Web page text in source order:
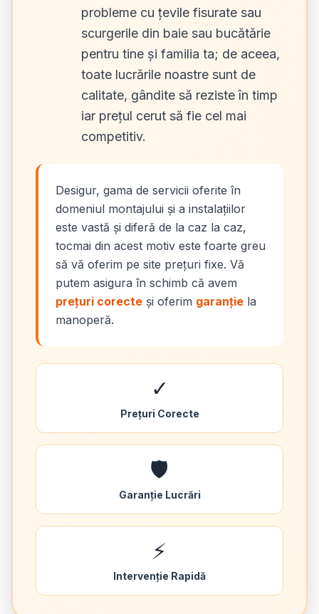
probleme cu țevile fisurate sau
scurgerile din baie sau bucătărie
pentru tine și familia ta; de aceea,
toate lucrările noastre sunt de
calitate, gândite să reziste în timp
iar prețul cerut să fie cel mai
competitiv.
Desigur, gama de servicii oferite în
domeniul montajului și a instalațiilor
este vastă și diferă de la caz la caz,
tocmai din acest motiv este foarte greu
să vă oferim pe site prețuri fixe. Vă
putem asigura în schimb că avem
prețuri corecte și oferim garanție la
manoperă.
✓
Prețuri Corecte
🛡️
Garanție Lucrări
⚡
Intervenție Rapidă